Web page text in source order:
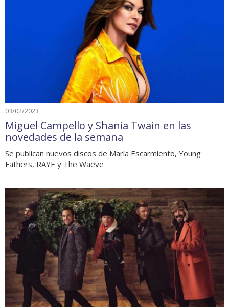
03/02/2023
Miguel Campello y Shania Twain en las
novedades de la semana
Se publican nuevos discos de María Escarmiento, Young
Fathers, RAYE y The Waeve